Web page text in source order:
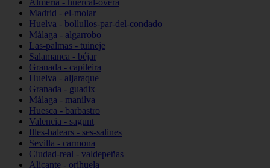
Almería - huércal-overa
Madrid - el-molar
Huelva - bollullos-par-del-condado
Málaga - algarrobo
Las-palmas - tuineje
Salamanca - béjar
Granada - capileira
Huelva - aljaraque
Granada - guadix
Málaga - manilva
Huesca - barbastro
Valencia - sagunt
Illes-balears - ses-salines
Sevilla - carmona
Ciudad-real - valdepeñas
Alicante - orihuela